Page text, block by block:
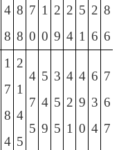
4
8
8
8
7
0
1
0
2
9
2
4
5
1
2
6
8
6
1
7
8
4
2
1
4
5
4
7
5
5
4
9
3
5
5
4
2
1
4
9
0
6
3
4
7
6
7